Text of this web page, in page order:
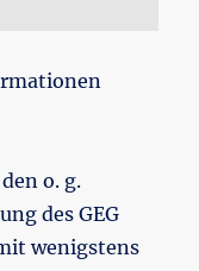
o. g.
des GEG
wenigstens